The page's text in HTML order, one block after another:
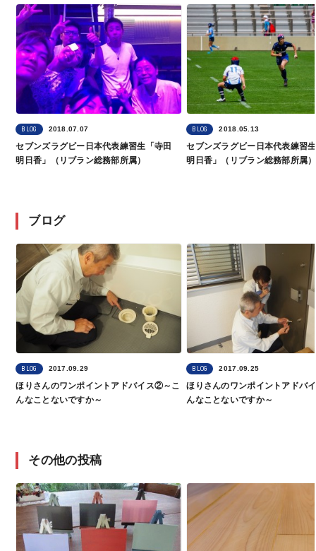
BLOG 2018.07.07
セブンズラグビー日本代表練習生「寺田
明日香」（リブラン総務部所属）
BLOG 2018.05.13
セブンズラグビー日本代表練習
明日香」（リブラン総務部所属）
ブログ
BLOG 2017.09.29
ほりさんのワンポイントアドバイス②～こ
んなことないですか～
BLOG 2017.09.25
ほりさんのワンポイントアドバ
んなことないですか～
その他の投稿